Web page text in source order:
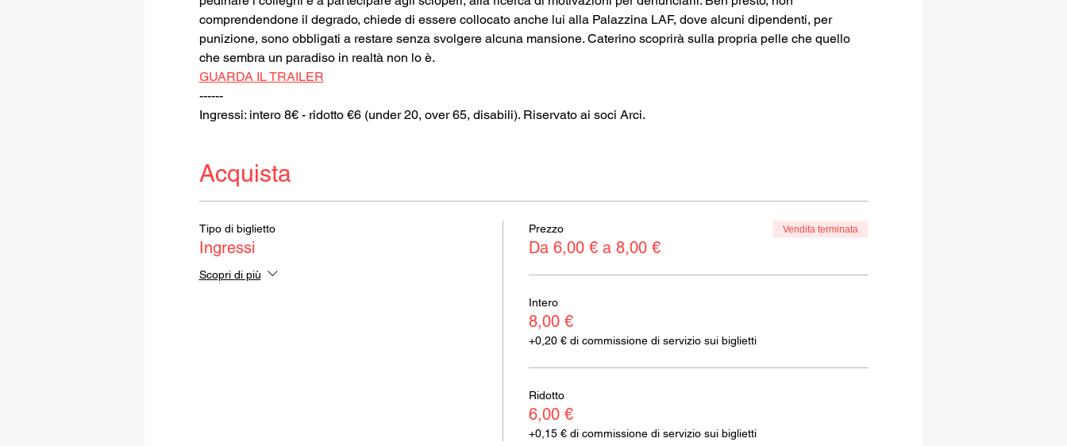
comprendendone il degrado, chiede di essere collocato anche lui alla Palazzina LAF, dove alcuni dipendenti, per
punizione, sono obbligati a restare senza svolgere alcuna mansione. Caterino scoprirà sulla propria pelle che quello
che sembra un paradiso in realtà non lo è.
GUARDA IL TRAILER
------
Ingressi: intero 8€ - ridotto €6 (under 20, over 65, disabili). Riservato ai soci Arci.
Acquista
Tipo di biglietto
Ingressi
Scopri di più
Prezzo
Da 6,00 € a 8,00 €
Vendita terminata
Intero
8,00 €
+0,20 € di commissione di servizio sui biglietti
Ridotto
6,00 €
+0,15 € di commissione di servizio sui biglietti